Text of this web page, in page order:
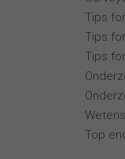
Tips
Tips
Tips
Top